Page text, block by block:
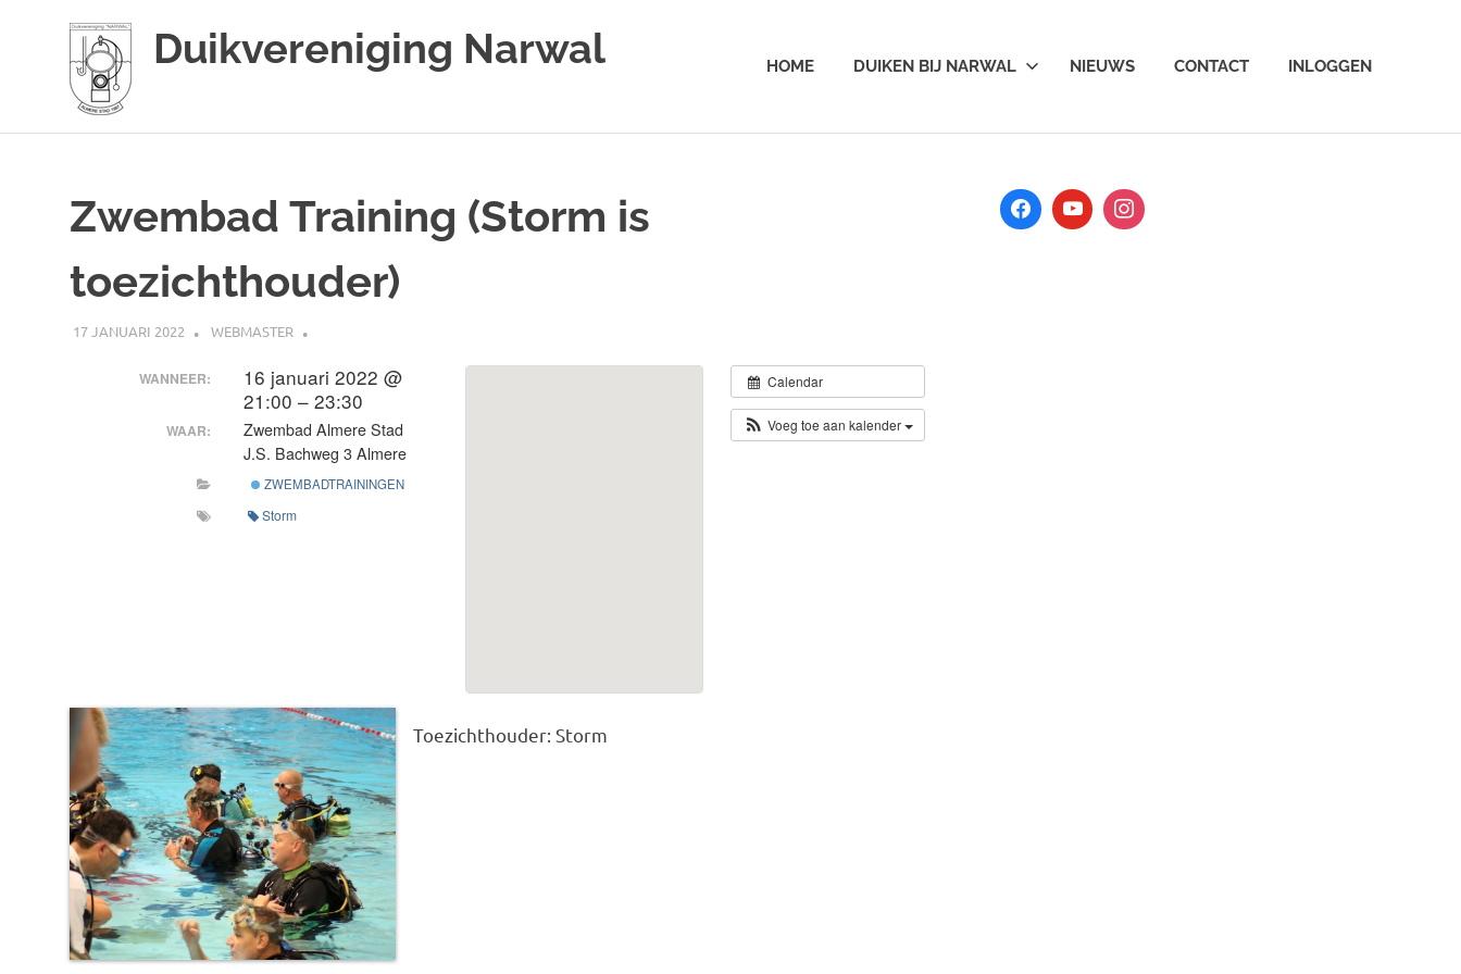
Duikvereniging Narwal HOME DUIKEN BIJ NARWAL NIEUWS CONTACT INLOGGEN
Zwembad Training (Storm is
toezichthouder)
17 JANUARI 2022 WEBMASTER
Calendar
Voeg toe aan kalender
WANNEER:
16 januari 2022 @
21:00 – 23:30
WAAR:
Zwembad Almere Stad
J.S. Bachweg 3 Almere
ZWEMBADTRAININGEN
Storm
Toezichthouder: Storm